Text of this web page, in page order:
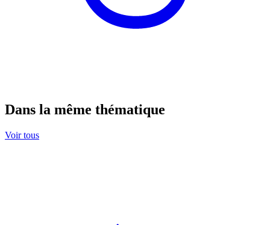
Dans la même thématique
Voir tous